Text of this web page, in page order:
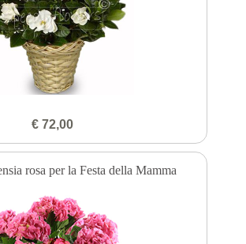
€ 72,00
rosa per la Festa della Mamma